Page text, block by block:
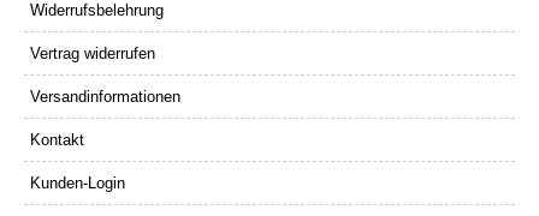
Widerrufsbelehrung
Vertrag widerrufen
Versandinformationen
Kontakt
Kunden-Login